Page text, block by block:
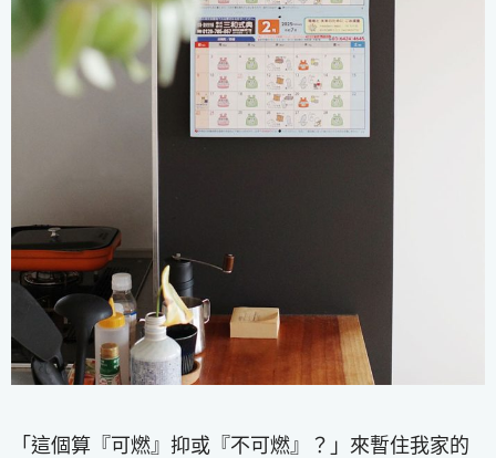
「這個算『可燃』抑或『不可燃』？」來暫住我家的